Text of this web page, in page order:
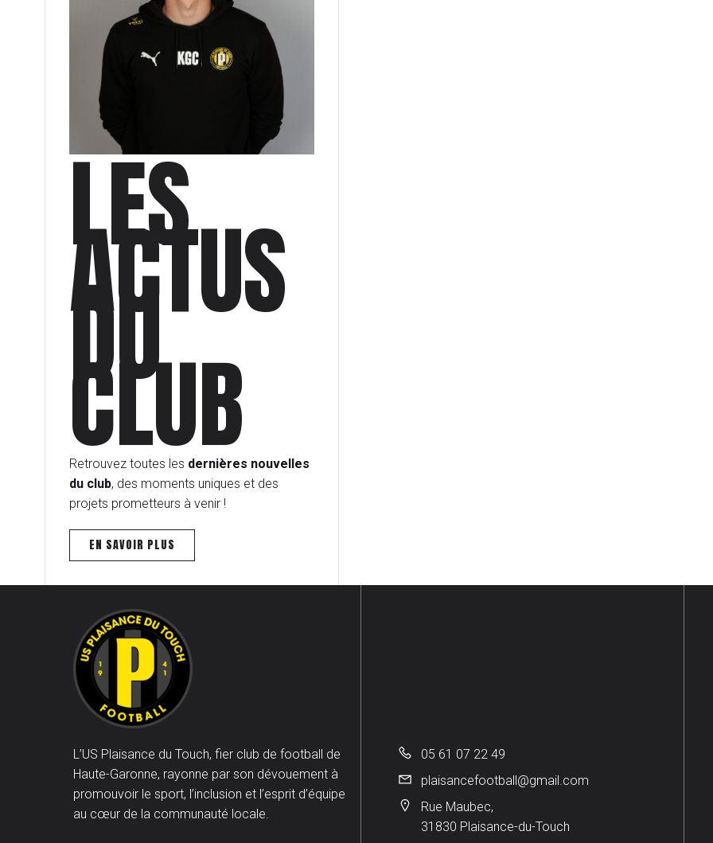
LES
ACTUS
DU
CLUB
Retrouvez toutes les dernières nouvelles
du club, des moments uniques et des
projets prometteurs à venir !
EN SAVOIR PLUS
L’US Plaisance du Touch, fier club de football de
Haute-Garonne, rayonne par son dévouement à
promouvoir le sport, l’inclusion et l’esprit d’équipe
au cœur de la communauté locale.
05 61 07 22 49
plaisancefootball@gmail.com
Rue Maubec,
31830 Plaisance-du-Touch